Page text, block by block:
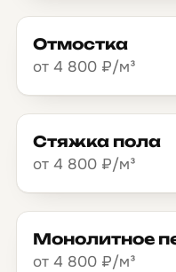
Отмостка
от 4 800 ₽/м³
Стяжка пола
от 4 800 ₽/м³
Монолитное
от 4 800 ₽/м³